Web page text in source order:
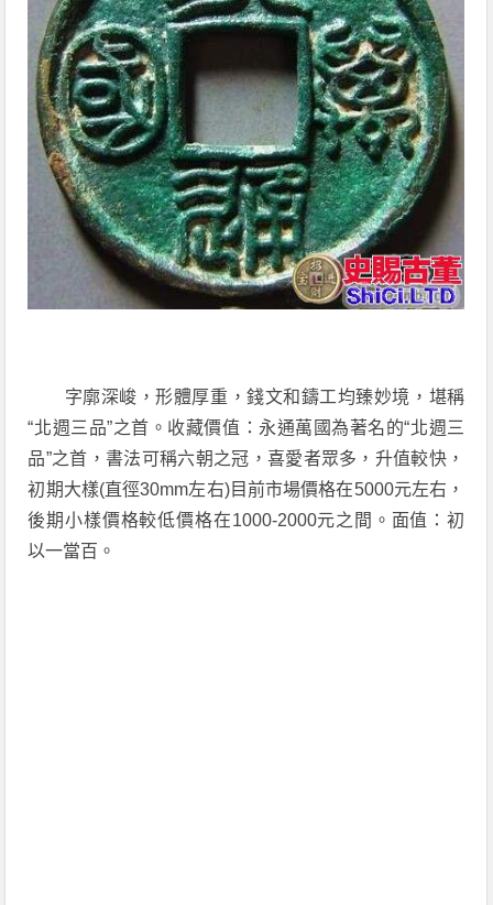
字廓深峻，形體厚重，錢文和鑄工均臻妙境，堪稱
“北週三品”之首。收藏價值：永通萬國為著名的“北週三
品”之首，書法可稱六朝之冠，喜愛者眾多，升值較快，
初期大樣(直徑30mm左右)目前市場價格在5000元左右，
後期小樣價格較低價格在1000-2000元之間。面值：初
以一當百。